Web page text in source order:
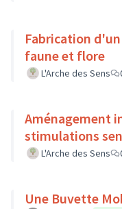
Fabrication
faune et flore
L'Arche des Sens
Aménagement
stimulations
L'Arche des Sens
Une Buvette